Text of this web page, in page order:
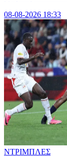
08-08-2026 18:33
ΝΤΡΙΜΠΛΕΣ